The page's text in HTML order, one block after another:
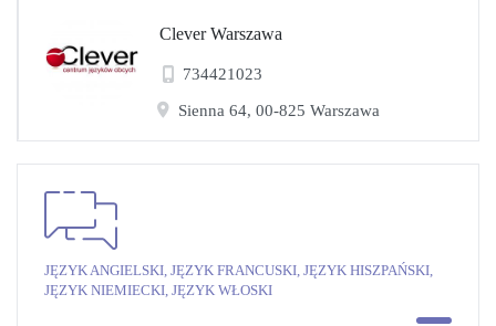
Clever Warszawa
734421023
Sienna 64, 00-825 Warszawa
JĘZYK ANGIELSKI, JĘZYK FRANCUSKI, JĘZYK HISZPAŃSKI,
JĘZYK NIEMIECKI, JĘZYK WŁOSKI